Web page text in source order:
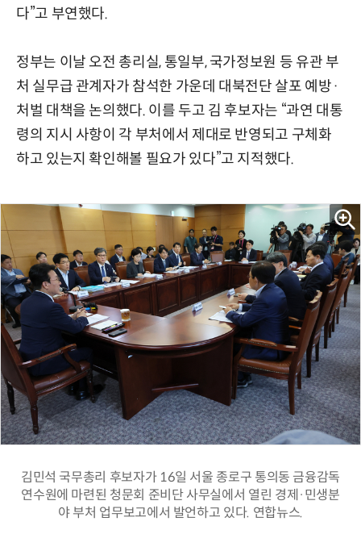
다”고 부연했다.
정부는 이날 오전 총리실, 통일부, 국가정보원 등 유관 부
처 실무급 관계자가 참석한 가운데 대북전단 살포 예방·
처벌 대책을 논의했다. 이를 두고 김 후보자는 “과연 대통
령의 지시 사항이 각 부처에서 제대로 반영되고 구체화
하고 있는지 확인해볼 필요가 있다”고 지적했다.
김민석 국무총리 후보자가 16일 서울 종로구 통의동 금융감독
연수원에 마련된 청문회 준비단 사무실에서 열린 경제·민생분
야 부처 업무보고에서 발언하고 있다. 연합뉴스.